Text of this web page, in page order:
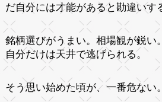
だ自分には才能があると勘違いす
銘柄選びがうまい。相場観が鋭い。
自分だけは天井で逃げられる。
そう思い始めた頃が、一番危ない。